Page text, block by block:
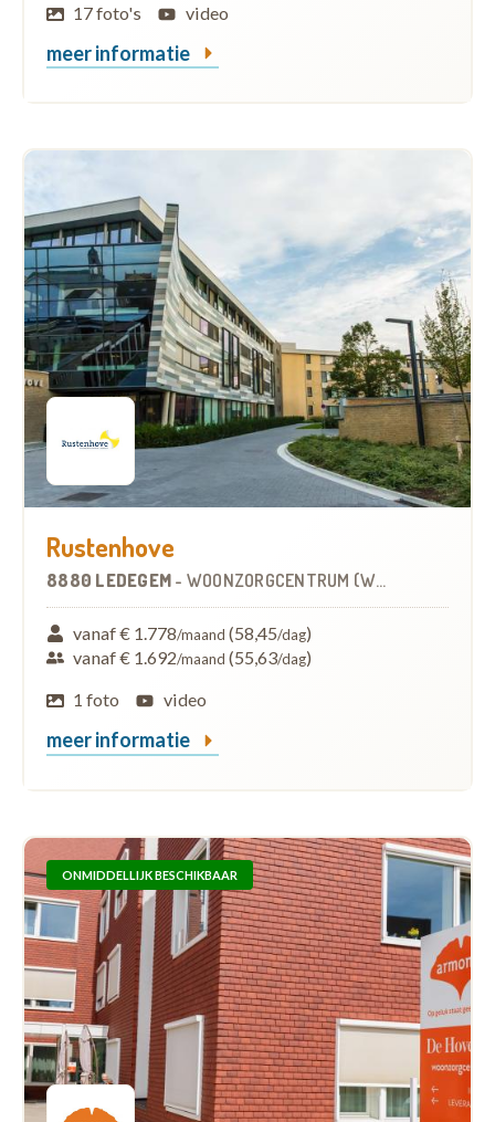
17 foto's
video
meer informatie
Rustenhove
8880 LEDEGEM - WOONZORGCENTRUM (WZC)
vanaf € 1.778/maand (58,45/dag)
vanaf € 1.692/maand (55,63/dag)
1 foto
video
meer informatie
ONMIDDELLIJK BESCHIKBAAR